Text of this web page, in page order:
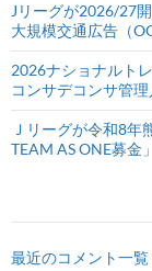
Jリーグが2026/27
大規模交通広告（
2026ナショナルト
コンサデコンサ管理
Ｊリーグが令和8
TEAM AS ONE募金
最近のコメント一覧